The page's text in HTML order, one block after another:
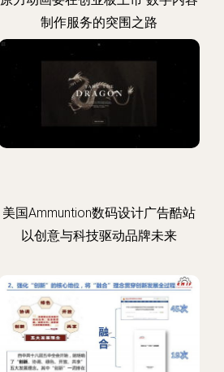
制作服务的突围之路
美国Ammuntion数码设计广告酷站
以创意与科技驱动品牌未来